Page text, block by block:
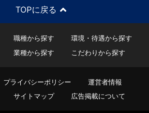
TOPに戻る
職種から探す
環境・待遇から探す
業種から探す こだわりから探す
プライバシーポリシー
運営者情報
サイトマップ 広告掲載について